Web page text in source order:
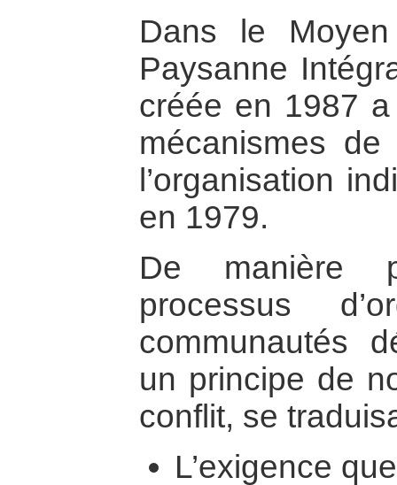
Dans le Moyen
Paysanne
créée en 1987
mécanismes
l’organisation
en 1979.
De manière
processus
communautés
un principe de
conflit, se
L’exigence